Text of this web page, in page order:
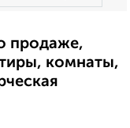
продаже,
комнаты,